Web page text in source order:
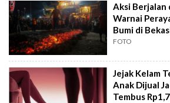
Aksi Berjalan
Warnai
Bumi di
FOTO
Jejak Kelam
Anak Dijual
Tembus